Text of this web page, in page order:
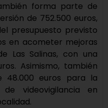
forma parte de
de 752.500 euros,
presupuesto previsto
en acometer mejoras
Las Salinas, con una
Asimismo, también
48.000 euros para la
videovigilancia en